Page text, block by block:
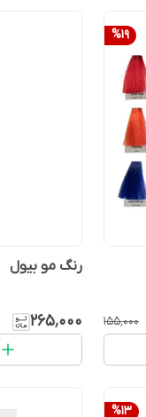
%19
۱۵۵٬۰۰۰
رنگ مو بیول
۲۶۵٬۰۰۰
%13